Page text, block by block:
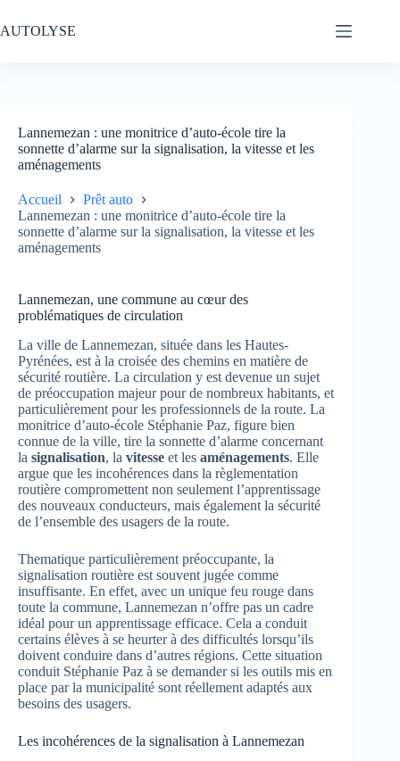
au
contenu
AUTOLYSE
Lannemezan : une monitrice d’auto-école tire la
sonnette d’alarme sur la signalisation, la vitesse et les
aménagements
Accueil
Prêt auto
Lannemezan : une monitrice d’auto-école tire la
sonnette d’alarme sur la signalisation, la vitesse et les
aménagements
Lannemezan, une commune au cœur des
problématiques de circulation
La ville de Lannemezan, située dans les Hautes-
Pyrénées, est à la croisée des chemins en matière de
sécurité routière. La circulation y est devenue un sujet
de préoccupation majeur pour de nombreux habitants, et
particulièrement pour les professionnels de la route. La
monitrice d’auto-école Stéphanie Paz, figure bien
connue de la ville, tire la sonnette d’alarme concernant
la signalisation, la vitesse et les aménagements. Elle
argue que les incohérences dans la règlementation
routière compromettent non seulement l’apprentissage
des nouveaux conducteurs, mais également la sécurité
de l’ensemble des usagers de la route.
Thematique particulièrement préoccupante, la
signalisation routière est souvent jugée comme
insuffisante. En effet, avec un unique feu rouge dans
toute la commune, Lannemezan n’offre pas un cadre
idéal pour un apprentissage efficace. Cela a conduit
certains élèves à se heurter à des difficultés lorsqu’ils
doivent conduire dans d’autres régions. Cette situation
conduit Stéphanie Paz à se demander si les outils mis en
place par la municipalité sont réellement adaptés aux
besoins des usagers.
Les incohérences de la signalisation à Lannemezan